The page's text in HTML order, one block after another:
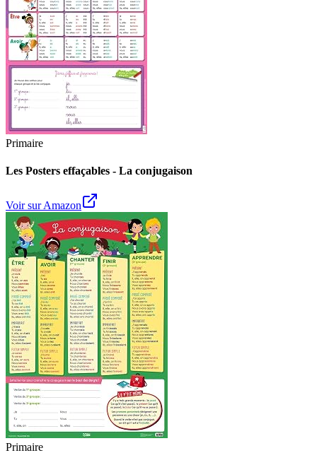
Primaire
Les Posters effaçables - La conjugaison
Voir sur Amazon
Primaire